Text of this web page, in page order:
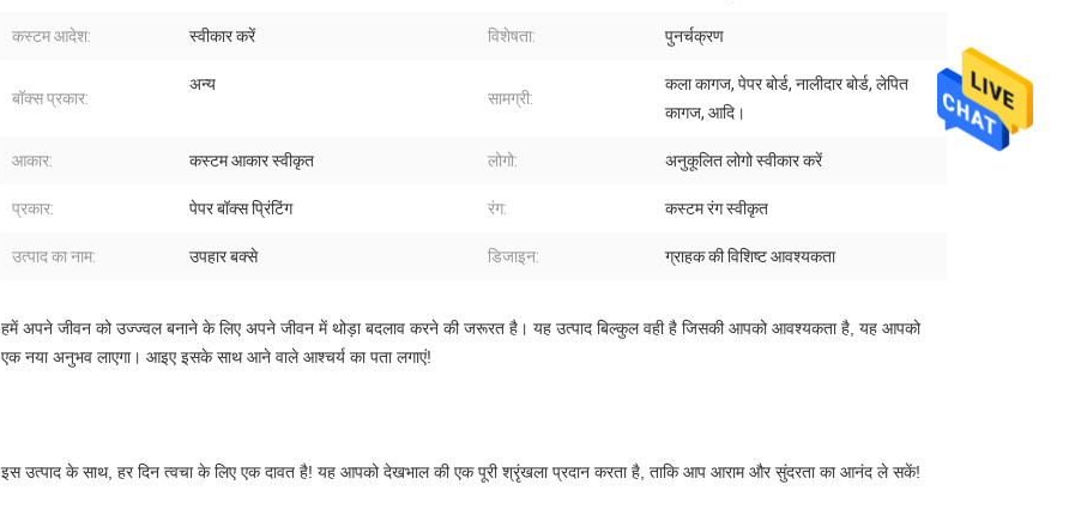
कस्टम आदेश: स्वीकार करें विशेषता: पुनर्चक्रण
बॉक्स प्रकार:
अन्य
सामग्री:
कला कागज, पेपर बोर्ड, नालीदार बोर्ड, लेपित
कागज, आदि।
आकार: कस्टम आकार स्वीकृत लोगो: अनुकूलित लोगो स्वीकार करें
प्रकार: पेपर बॉक्स प्रिंटिंग रंग: कस्टम रंग स्वीकृत
उत्पाद का नाम: उपहार बक्से डिजाइन: ग्राहक की विशिष्ट आवश्यकता
हमें अपने जीवन को उज्ज्वल बनाने के लिए अपने जीवन में थोड़ा बदलाव करने की जरूरत है। यह उत्पाद बिल्कुल वही है जिसकी आपको आवश्यकता है, यह आपको
एक नया अनुभव लाएगा। आइए इसके साथ आने वाले आश्चर्य का पता लगाएं!
इस उत्पाद के साथ, हर दिन त्वचा के लिए एक दावत है! यह आपको देखभाल की एक पूरी श्रृंखला प्रदान करता है, ताकि आप आराम और सुंदरता का आनंद ले सकें!